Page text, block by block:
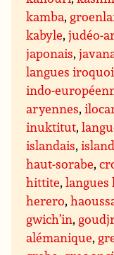
kamba,
kabyle,judéo-
japonais,
langues
indo-
aryennes,
inuktitut,
islandais,
haut-sorabe,
hittite,langues
herero,
gwich’in,
alémanique,